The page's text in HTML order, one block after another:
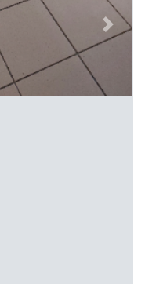
Next